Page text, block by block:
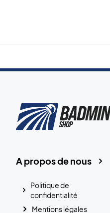
A propos de nous
Politique de
confidentialité
Mentions légales